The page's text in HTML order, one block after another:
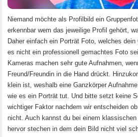
Frage des Grauens: Welche Hobbys
Mit diesen Hobbys hast du den
Warum die meisten Leute nach dem
Bauchkribbeln beim Chatten – alles
Anmachsprüche die nicht peinlicher
Niemand möchte als Profilbild ein
erkennbar wem das jeweilige Profil gehört,
Daher einfach ein Porträt Foto, welches
es nicht ein professionell gemachtes Foto
Kameras machen sehr gute Aufnahmen,
Freund/Freundin in die Hand drückt.
klein ist, weshalb eine Ganzkörper
wie es ein Porträt tut. Und bitte setzt keine
wichtiger Faktor nachdem wir entscheiden
nicht. Auch kannst du bei einem
hervor stechen in dem dein Bild nicht viel